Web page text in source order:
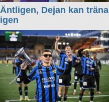
Äntligen, Dejan kan träna
igen